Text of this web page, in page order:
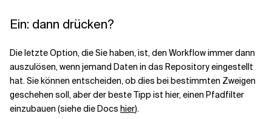
Ein: dann drücken?
Die letzte Option, die Sie haben, ist, den Workflow immer dann
auszulösen, wenn jemand Daten in das Repository eingestellt
hat. Sie können entscheiden, ob dies bei bestimmten Zweigen
geschehen soll, aber der beste Tipp ist hier, einen Pfadfilter
einzubauen (siehe die Docs hier).